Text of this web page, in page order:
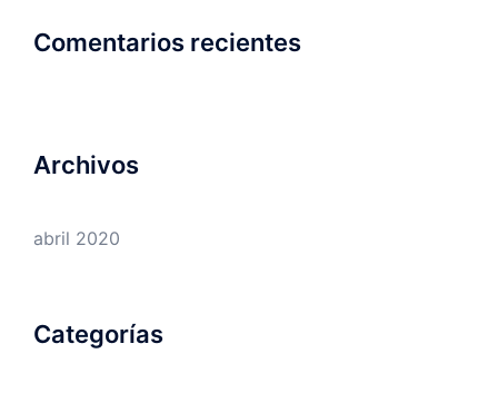
Comentarios recientes
Archivos
abril 2020
Categorías